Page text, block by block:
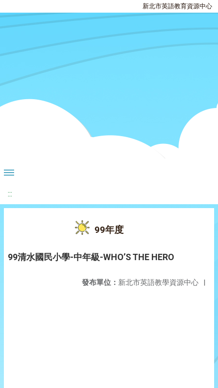
新北市英語教育資源中心
:::
99年度
99清水國民小學-中年級-WHO’S THE HERO
發布單位： 新北市英語教學資源中心 |